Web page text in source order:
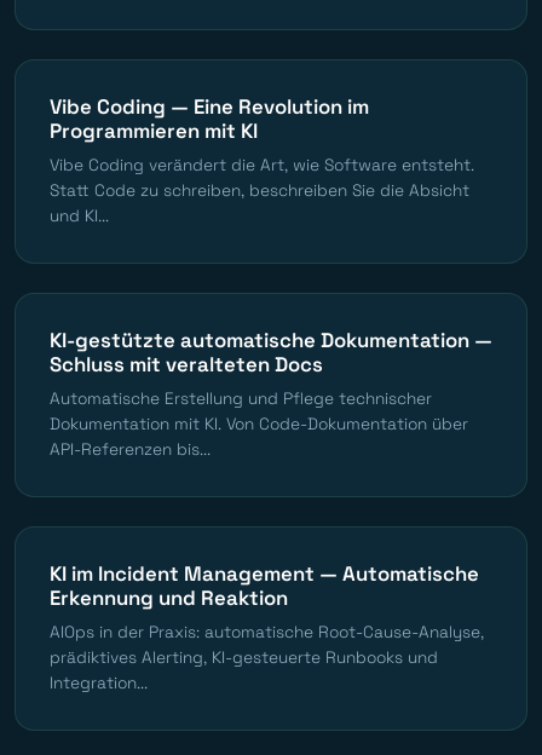
Vibe Coding — Eine Revolution im
Programmieren mit KI
Vibe Coding verändert die Art, wie Software entsteht.
Statt Code zu schreiben, beschreiben Sie die Absicht
und KI...
KI-gestützte automatische Dokumentation —
Schluss mit veralteten Docs
Automatische Erstellung und Pflege technischer
Dokumentation mit KI. Von Code-Dokumentation über
API-Referenzen bis...
KI im Incident Management — Automatische
Erkennung und Reaktion
AIOps in der Praxis: automatische Root-Cause-Analyse,
prädiktives Alerting, KI-gesteuerte Runbooks und
Integration...